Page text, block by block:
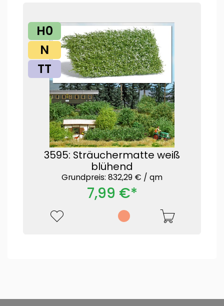
H0
N
TT
3595: Sträuchermatte weiß
blühend
Grundpreis: 832,29 € / qm
7,99 €*